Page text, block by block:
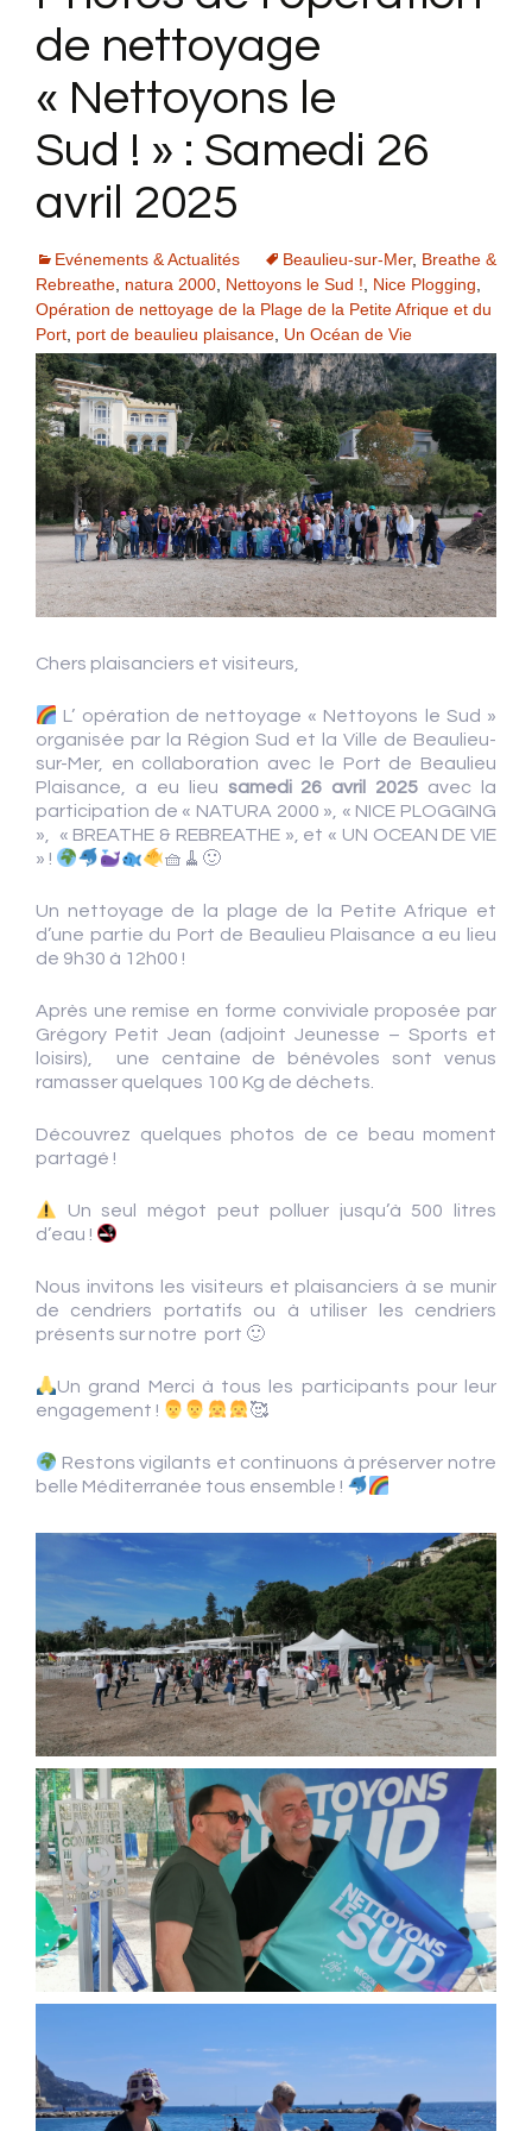
de nettoyage
« Nettoyons le
Sud ! » : Samedi 26
avril 2025
Evénements & Actualités Beaulieu-sur-Mer, Breathe &
Rebreathe natura 2000 Nettoyons le Sud ! Nice Plogging
Opération de nettoyage de la Plage de la Petite Afrique et du
Port port de beaulieu plaisance Un Océan de Vie
Chers plaisanciers et visiteurs,
L’ opération de nettoyage « Nettoyons le Sud »
organisée par la Région Sud et la Ville de Beaulieu-
sur-Mer, en collaboration avec le Port de Beaulieu
Plaisance, a eu lieu samedi 26 avril 2025 avec la
participation de « NATURA 2000 », « NICE PLOGGING
», « BREATHE & REBREATHE », et « UN OCEAN DE VIE
» !
🧺🧹🙂
Un nettoyage de la plage de la Petite Afrique et
d’une partie du Port de Beaulieu Plaisance a eu lieu
de 9h30 à 12h00 !
Après une remise en forme conviviale proposée par
Grégory Petit Jean (adjoint Jeunesse – Sports et
loisirs), une centaine de bénévoles sont venus
ramasser quelques 100 Kg de déchets.
Découvrez quelques photos de ce beau moment
partagé !
Un seul mégot peut polluer jusqu’à 500 litres
d’eau !
Nous invitons les visiteurs et plaisanciers à se munir
de cendriers portatifs ou à utiliser les cendriers
présents sur notre port 🙂
Un grand Merci à tous les participants pour leur
engagement !
🥰
Restons vigilants et continuons à préserver notre
belle Méditerranée tous ensemble !